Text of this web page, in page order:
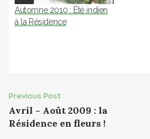
Automne 2010 : Été indien
à la Résidence
Post
navigation
Previous Post
Avril – Août 2009 : la
Résidence en fleurs !